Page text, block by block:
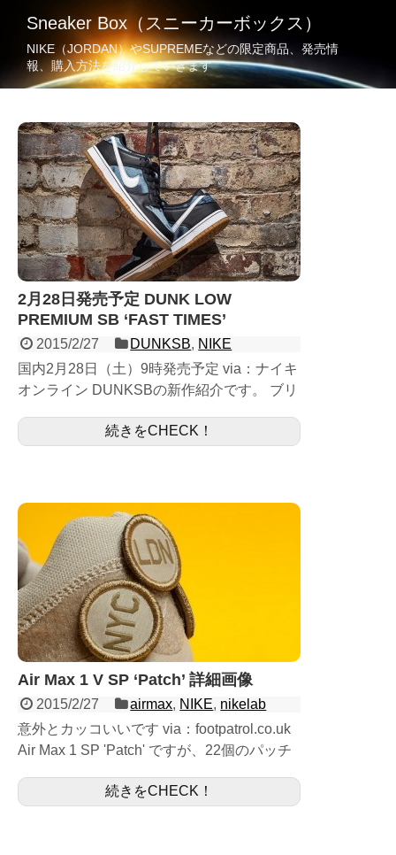
Sneaker Box（スニーカーボックス）
NIKE（JORDAN）やSUPREMEなどの限定商品、発売情
報、購入方法を紹介していきます
2月28日発売予定 DUNK LOW
PREMIUM SB ‘FAST TIMES’
2015/2/27 DUNKSB, NIKE
国内2月28日（土）9時発売予定 via：ナイキ
オンライン DUNKSBの新作紹介です。 ブリ
詰まっています。 最近新作についてはS...
続きをCHECK！
Air Max 1 V SP ‘Patch’ 詳細画像
2015/2/27 airmax, NIKE, nikelab
意外とカッコいいです via：footpatrol.co.uk
Air Max 1 SP 'Patch' ですが、22個のパッチ
続きをCHECK！